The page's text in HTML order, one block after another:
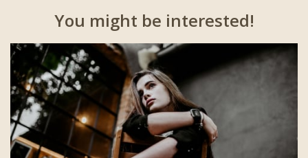
You might be interested!